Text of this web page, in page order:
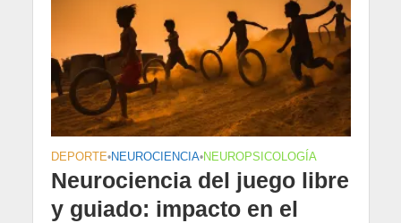
DEPORTE•NEUROCIENCIA•NEUROPSICOLOGÍA
Neurociencia del juego libre
y guiado: impacto en el